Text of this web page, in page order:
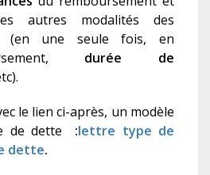
autres modalités des
(en une seule fois, en
durée de
le lien ci-après, un modèle
de dette :lettre type de
dette.